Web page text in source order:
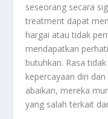
seseorang secara
treatment dapat
hargai atau tidak
mendapatkan
butuhkan. Rasa
kepercayaan diri
abaikan, mereka
yang salah terkait